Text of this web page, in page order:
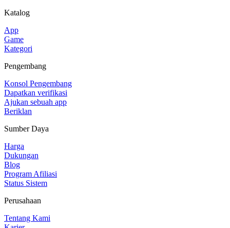
Katalog
App
Game
Kategori
Pengembang
Konsol Pengembang
Dapatkan verifikasi
Ajukan sebuah app
Beriklan
Sumber Daya
Harga
Dukungan
Blog
Program Afiliasi
Status Sistem
Perusahaan
Tentang Kami